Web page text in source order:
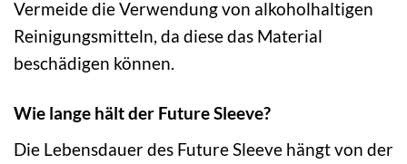
Vermeide die Verwendung von alkoholhaltigen
Reinigungsmitteln, da diese das Material
beschädigen können.
Wie lange hält der Future Sleeve?
Die Lebensdauer des Future Sleeve hängt von der